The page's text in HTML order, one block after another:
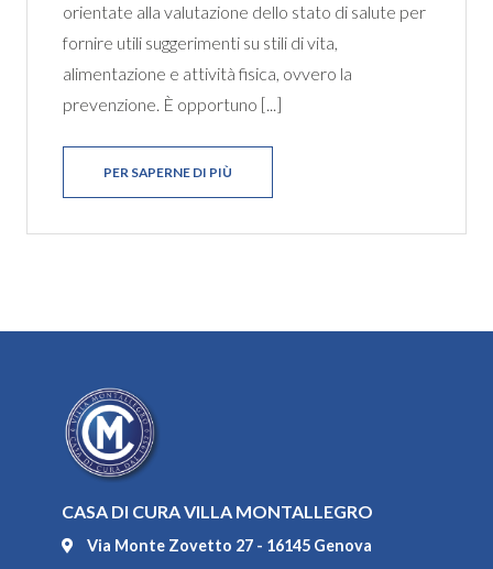
orientate alla valutazione dello stato di salute per
fornire utili suggerimenti su stili di vita,
alimentazione e attività fisica, ovvero la
prevenzione. È opportuno [...]
PER SAPERNE DI PIÙ
CASA DI CURA VILLA MONTALLEGRO
Via Monte Zovetto 27 - 16145 Genova